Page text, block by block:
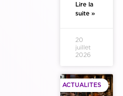
Lire la
suite »
20
juillet
2026
ACTUALITES